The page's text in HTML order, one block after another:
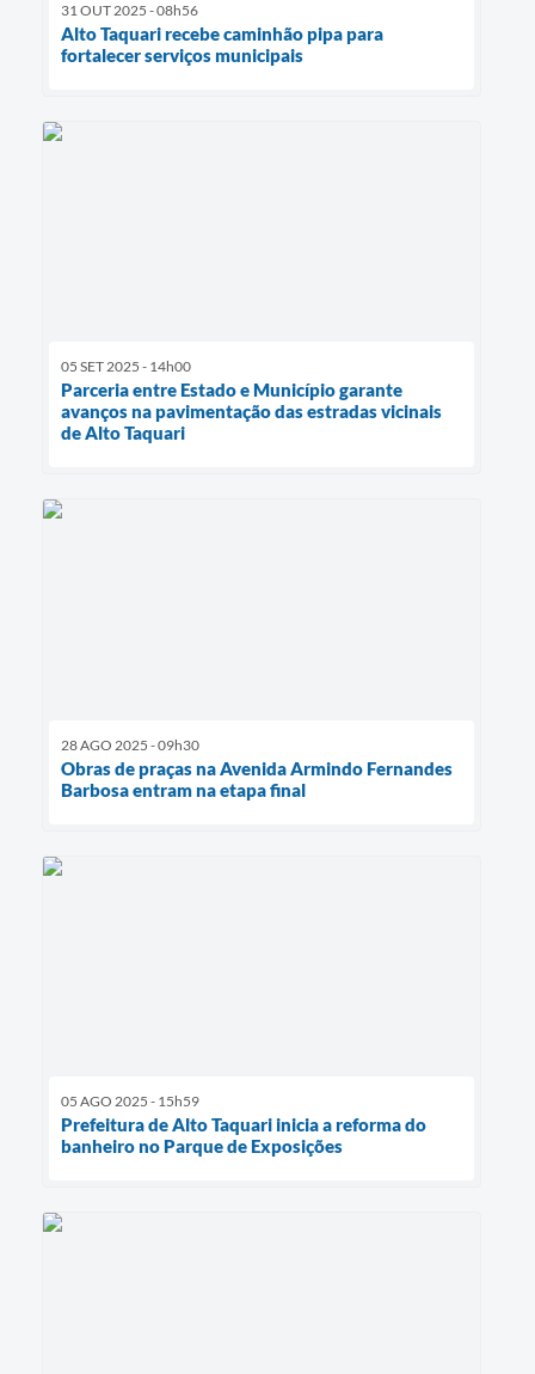
31 OUT 2025 - 08h56
Alto Taquari recebe caminhão pipa para
fortalecer serviços municipais
05 SET 2025 - 14h00
Parceria entre Estado e Município garante
avanços na pavimentação das estradas vicinais
de Alto Taquari
28 AGO 2025 - 09h30
Obras de praças na Avenida Armindo Fernandes
Barbosa entram na etapa final
05 AGO 2025 - 15h59
Prefeitura de Alto Taquari inicia a reforma do
banheiro no Parque de Exposições